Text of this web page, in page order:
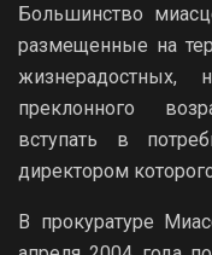
Большинство
размещенные на
жизнерадостных,
преклонного
вступать в
директором
В прокуратуре